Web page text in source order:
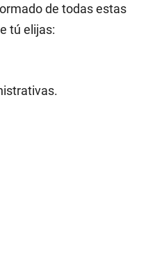
de todas estas
tú elijas: